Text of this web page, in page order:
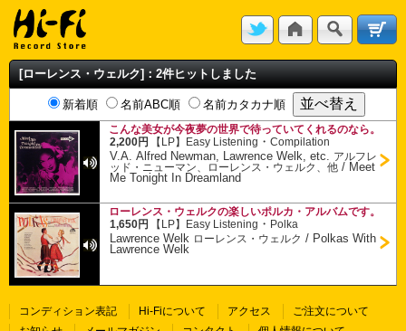
[ローレンス・ウェルク]：2件ヒットしました
新着順 名前ABC順 名前カタカナ順
こんな美女が今夜夢の世界で待っていてくれるのなら。
2,200円
【LP】 Easy Listening ・Compilation
V.A. Alfred Newman, Lawrence Welk, etc.
アルフレ
ッド・ニューマン、ローレンス・ウェルク、他 / Meet
Me Tonight In Dreamland
ローレンス・ウェルクの楽しいポルカ・アルバムです。
1,650円
【LP】 Easy Listening ・ Polka
Lawrence Welk ローレンス・ウェルク / Polkas With
Lawrence Welk
コンディション表記 Hi-Fiについて アクセス
ご注文について